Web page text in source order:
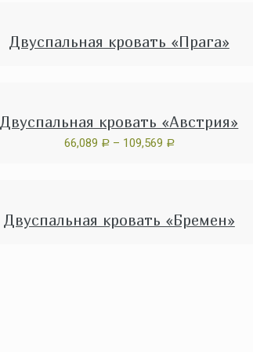
Двуспальная кровать «Прага»
Двуспальная кровать «Австрия»
66,089 Р– 109,569 Р
Двуспальная кровать «Бремен»